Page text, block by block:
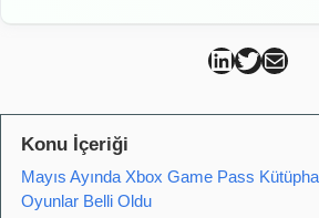
Can Kütahya Linkedin
Can Kütahya Twitter
Can Kütahya Mail
Konu İçeriği
Mayıs Ayında Xbox Game Pass
Oyunlar Belli Oldu